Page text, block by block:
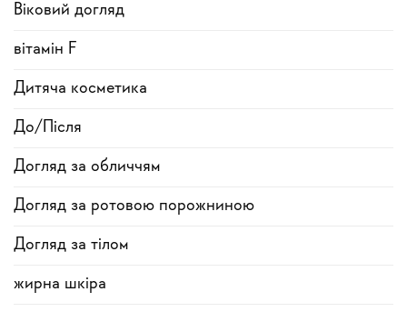
Віковий догляд
вітамін F
Дитяча косметика
До/Після
Догляд за обличчям
Догляд за ротовою порожниною
Догляд за тілом
жирна шкіра